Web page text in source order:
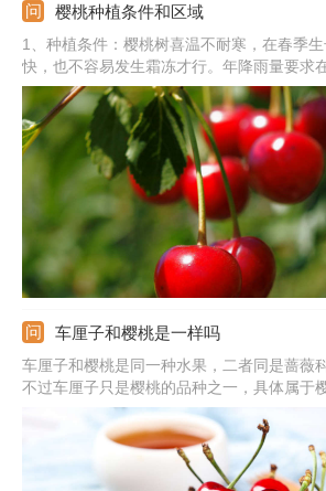
樱桃种植条件和区域
1、种植条件：樱桃树喜温不耐寒，在春季
快，也不容易发生霜冻才行。年降雨量要求
疏松深厚、易排水、中性，年日照时数在
的山坡上更佳。2、种植区域：适宜生长在
北美、南美地区，我国的樱桃主产区主要在
地。
车厘子和樱桃是一样吗
车厘子和樱桃是同一种水果，二者同是蔷薇
不过车厘子只是樱桃的品种之一，具体属于
桃种类。车厘子的产地为美国、加拿大、智
国的山东省、辽宁省、河南省、山西省等地
树。智利车厘子在12月左右上市，我国种植